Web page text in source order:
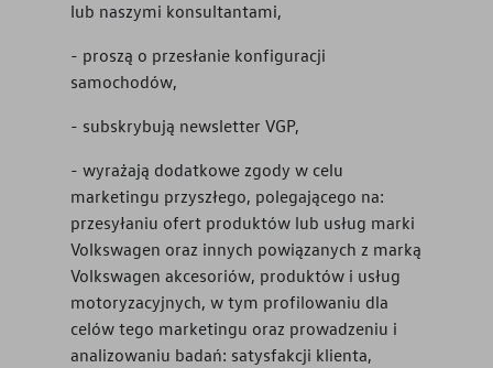
lub naszymi konsultantami,
- proszą o przesłanie konfiguracji
samochodów,
- subskrybują newsletter VGP,
- wyrażają dodatkowe zgody w celu
marketingu przyszłego, polegającego na:
przesyłaniu ofert produktów lub usług marki
Volkswagen oraz innych powiązanych z marką
Volkswagen akcesoriów, produktów i usług
motoryzacyjnych, w tym profilowaniu dla
celów tego marketingu oraz prowadzeniu i
analizowaniu badań: satysfakcji klienta,